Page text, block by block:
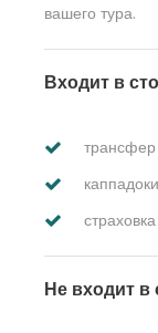
вашего тура.
Входит в
страховка
Не входит в